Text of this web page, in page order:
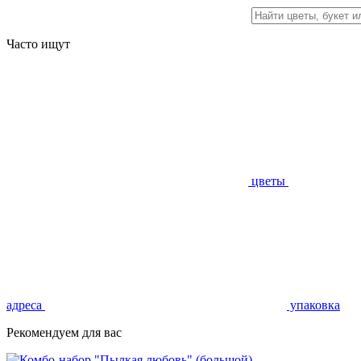
Часто ищут
цветы
адреса
упаковка
Рекомендуем для вас